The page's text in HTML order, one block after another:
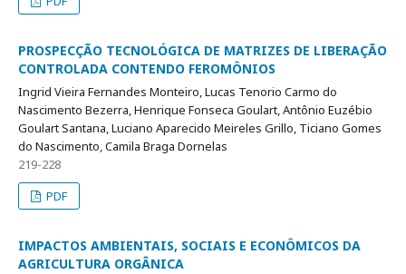
PROSPECÇÃO TECNOLÓGICA DE MATRIZES DE LIBERAÇÃO
CONTROLADA CONTENDO FEROMÔNIOS
Ingrid Vieira Fernandes Monteiro, Lucas Tenorio Carmo do
Nascimento Bezerra, Henrique Fonseca Goulart, Antônio Euzébio
Goulart Santana, Luciano Aparecido Meireles Grillo, Ticiano Gomes
do Nascimento, Camila Braga Dornelas
219-228
PDF
IMPACTOS AMBIENTAIS, SOCIAIS E ECONÔMICOS DA
AGRICULTURA ORGÂNICA